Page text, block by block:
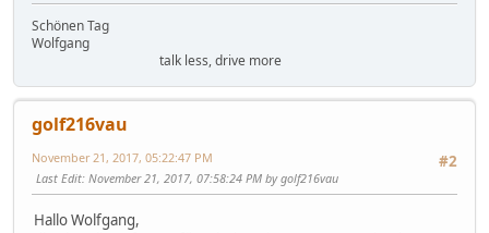
Schönen Tag
Wolfgang
talk less, drive more
golf216vau
#2
November 21, 2017, 05:22:47 PM
Last Edit: November 21, 2017, 07:58:24 PM by golf216vau
Hallo Wolfgang,